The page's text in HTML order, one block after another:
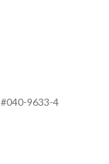
#040-9633-4